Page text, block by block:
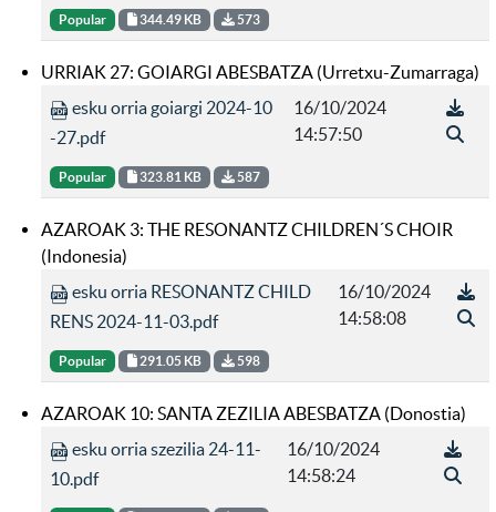
Popular 344.49 KB 573
URRIAK 27: GOIARGI ABESBATZA (Urretxu-Zumarraga)
esku orria goiargi 2024-10
-27.pdf
Popular 323.81 KB 587
16/10/2024
14:57:50
AZAROAK 3: THE RESONANTZ CHILDREN´S CHOIR
(Indonesia)
esku orria RESONANTZ CHILD
RENS 2024-11-03.pdf
Popular 291.05 KB 598
16/10/2024
14:58:08
AZAROAK 10: SANTA ZEZILIA ABESBATZA (Donostia)
esku orria szezilia 24-11-
10.pdf
16/10/2024
14:58:24